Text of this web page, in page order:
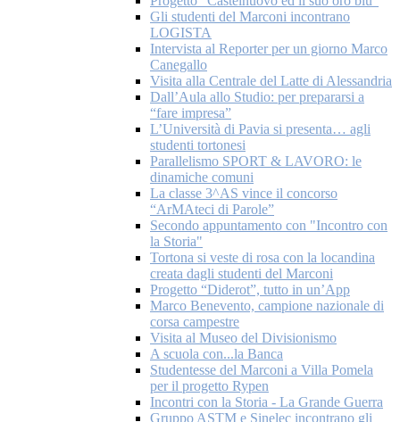
Gli studenti del Marconi incontrano
LOGISTA
Intervista al Reporter per un giorno Marco
Canegallo
Visita alla Centrale del Latte di Alessandria
Dall’Aula allo Studio: per prepararsi a
“fare impresa”
L’Università di Pavia si presenta… agli
studenti tortonesi
Parallelismo SPORT & LAVORO: le
dinamiche comuni
La classe 3^AS vince il concorso
“ArMAteci di Parole”
Secondo appuntamento con "Incontro con
la Storia"
Tortona si veste di rosa con la locandina
creata dagli studenti del Marconi
Progetto “Diderot”, tutto in un’App
Marco Benevento, campione nazionale di
corsa campestre
Visita al Museo del Divisionismo
A scuola con...la Banca
Studentesse del Marconi a Villa Pomela
per il progetto Rypen
Incontri con la Storia - La Grande Guerra
Gruppo ASTM e Sinelec incontrano gli